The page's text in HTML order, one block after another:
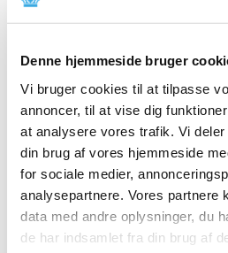
Denne hjemmeside bruger
Vi bruger cookies til at tilpasse
annoncer, til at vise dig
at analysere vores trafik. Vi
din brug af vores hjemmeside
for sociale medier,
analysepartnere. Vores partnere
data med andre oplysninger, du
de har indsamlet fra din brug af
|2. december 2024
Der er foretaget opdateringer i
Fællesnordiske pakninger
tilgængelighed
2. december 2024
Ved årsskiftet starter et
engelsksprogede fællesnordiske
Forrige 1